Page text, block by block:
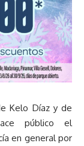
Kelo Díaz y de
público el
en general por